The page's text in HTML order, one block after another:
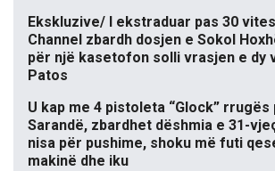
Ekskluzive/ I ekstraduar pas 30
Channel zbardh dosjen e Sokol
për një kasetofon solli vrasjen e dy
Patos
U kap me 4 pistoleta “Glock” rrugës
Sarandë, zbardhet dëshmia e 31-
nisa për pushime, shoku më futi
makinë dhe iku